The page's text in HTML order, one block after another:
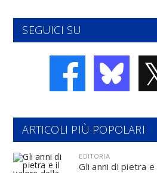
SEGUICI SU
ARTICOLI PIÙ POPOLARI
EDITORIA
Gli anni di pietra